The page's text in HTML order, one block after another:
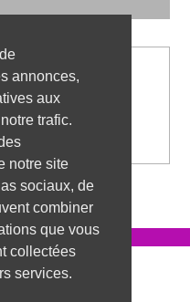
annonces,
aux
trafic.
notre site
sociaux, de
combiner
que vous
collectées
services.
métiers